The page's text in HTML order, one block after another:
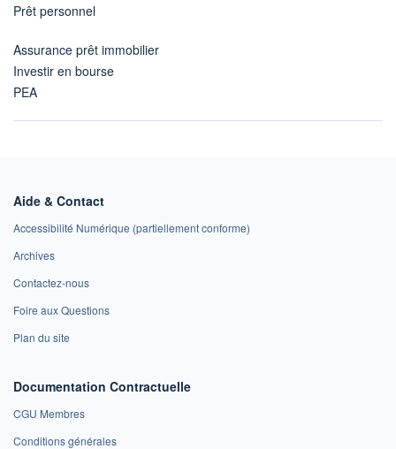
Prêt personnel
Assurance prêt immobilier
Investir en bourse
PEA
Aide & Contact
Accessibilité Numérique (partiellement conforme)
Archives
Contactez-nous
Foire aux Questions
Plan du site
Documentation Contractuelle
CGU Membres
Conditions générales